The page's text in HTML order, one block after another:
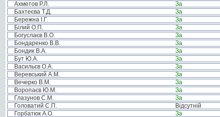
Ахметов Р.Л.
За
Бахтеєва Т.Д.
За
Бережна І.Г.
За
Білий О.П.
За
Богуслаєв В.О.
За
Бондаренко В.В.
За
Бондик В.А.
За
Бут Ю.А.
За
Васильєв О.А.
За
Веревський А.М.
За
Вечерко В.М.
За
Воропаєв Ю.М.
За
Глазунов С.М.
За
Головатий С.П.
Відсутній
Горбатюк А.О.
За